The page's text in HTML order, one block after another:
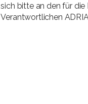
sich bitte an den für
Verantwortlichen